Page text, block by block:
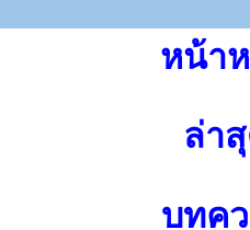
หน้า
ล่า
บทค